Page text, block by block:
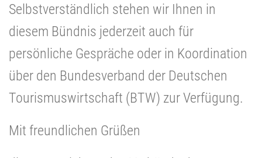
Selbstverständlich stehen wir Ihnen in
diesem Bündnis jederzeit auch für
persönliche Gespräche oder in Koordination
über den Bundesverband der Deutschen
Tourismuswirtschaft (BTW) zur Verfügung.
Mit freundlichen Grüßen